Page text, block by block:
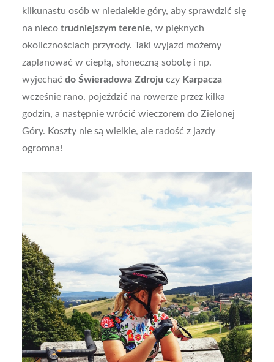
kilkunastu osób w niedalekie góry, aby sprawdzić się
na nieco trudniejszym terenie, w pięknych
okolicznościach przyrody. Taki wyjazd możemy
zaplanować w ciepłą, słoneczną sobotę i np.
wyjechać do Świeradowa Zdroju czy Karpacza
wcześnie rano, pojeździć na rowerze przez kilka
godzin, a następnie wrócić wieczorem do Zielonej
Góry. Koszty nie są wielkie, ale radość z jazdy
ogromna!